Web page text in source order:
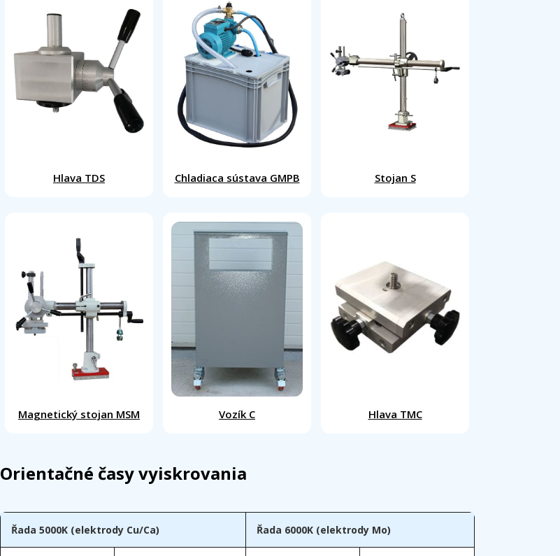
Hlava TDS Chladiaca sústava GMPB Stojan S
Magnetický stojan MSM Vozík C Hlava TMC
Orientačné časy vyiskrovania
Řada 5000K (elektrody Cu/Ca) Řada 6000K (elektrody Mo)